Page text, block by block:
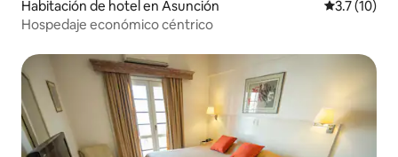
Habitación de hotel en Asunción Calificación
3.7 (10)
Hospedaje económico céntrico